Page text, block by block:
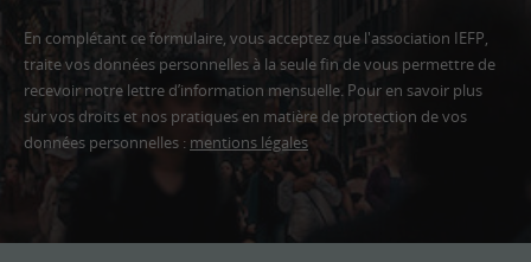
En complétant ce formulaire, vous acceptez que l'association IEFP,
traite vos données personnelles à la seule fin de vous permettre de
recevoir notre lettre d’information mensuelle. Pour en savoir plus
sur vos droits et nos pratiques en matière de protection de vos
données personnelles : mentions légales